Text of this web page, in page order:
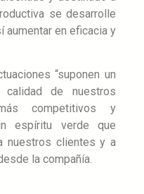
se desarrolle
aumentar en eficacia y
“suponen un
de nuestros
competitivos y
espíritu verde que
nuestros clientes y a
la compañía.